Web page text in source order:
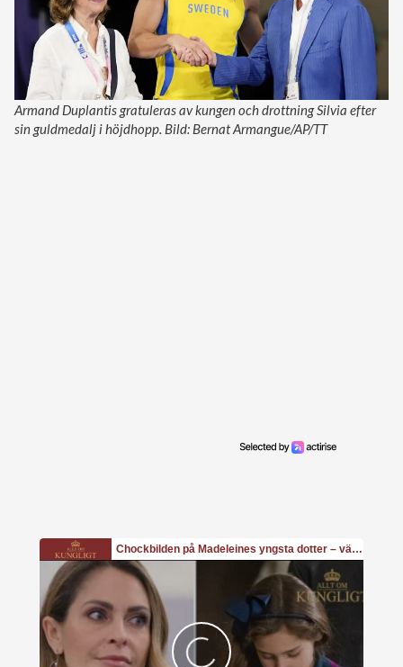
Armand Duplantis gratuleras av kungen och drottning Silvia efter
sin guldmedalj i höjdhopp. Bild: Bernat Armangue/AP/TT